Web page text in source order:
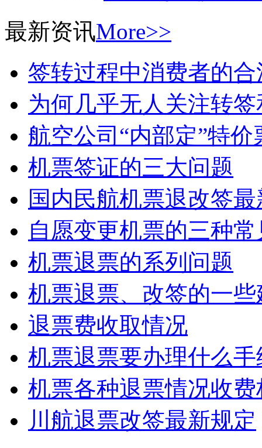
最新资讯More>>
签转过程中消费者的
为何几乎无人关注转
航空公司“内部定”特价
机票签证的三大问题
国内民航机票退改签
自愿变更机票的三种
机票退票的系列问题
机票退票、改签的一些
退票费收取情况
机票退票要办理什么手
机票各种退票情况收费
川航退票改签最新规定